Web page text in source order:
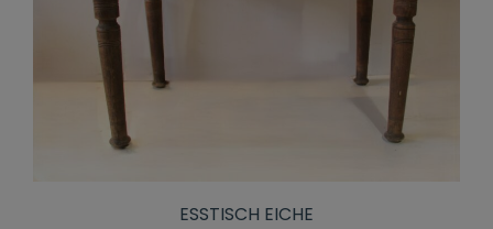
ESSTISCH EICHE